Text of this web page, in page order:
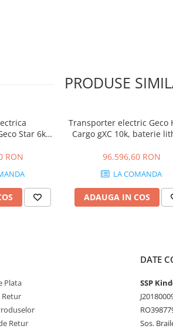
PRODUSE
Star 6kW,
LifePo4
RON
Transporter electric Geco
Cargo gXC 10k, baterie
96.596,60 RON
LA COMANDA
ADAUGA IN COS
Plata
Retur
Retur
DATE
SSP
Sos.